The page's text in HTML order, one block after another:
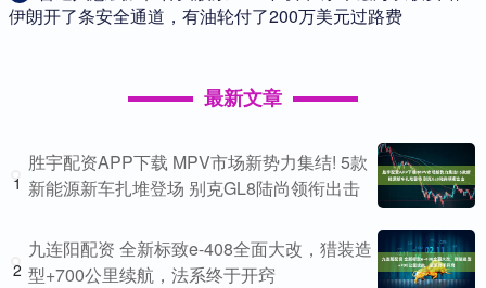
伊朗开了条安全通道，有油轮付了200万美元过路费
最新文章
1
胜宇配资APP下载 MPV市场新势力集结! 5款
新能源新车扎堆登场 别克GL8陆尚领衔出击
2
九连阳配资 全新标致e-408全面大改，猎装造
型+700公里续航，法系终于开窍